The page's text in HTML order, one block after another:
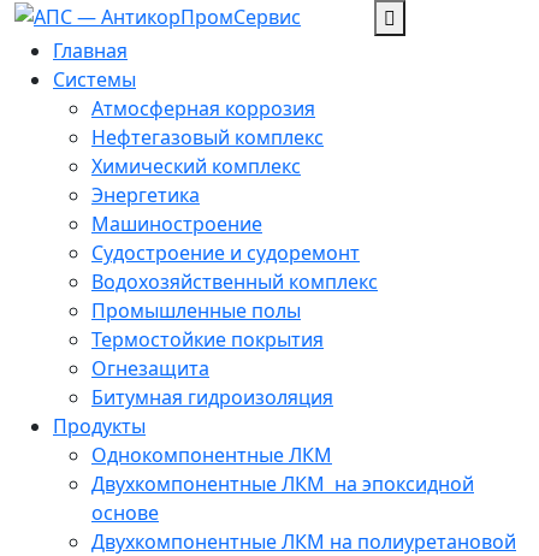
Перейти
содержанию
Главная
Системы
Атмосферная коррозия
Нефтегазовый комплекс
Химический комплекс
Энергетика
Машиностроение
Судостроение и судоремонт
Водохозяйственный комплекс
Промышленные полы
Термостойкие покрытия
Огнезащита
Битумная гидроизоляция
Продукты
Однокомпонентные ЛКМ
Двухкомпонентные ЛКМ ­ на эпоксидной
основе
Двухкомпонентные ЛКМ на полиуретановой